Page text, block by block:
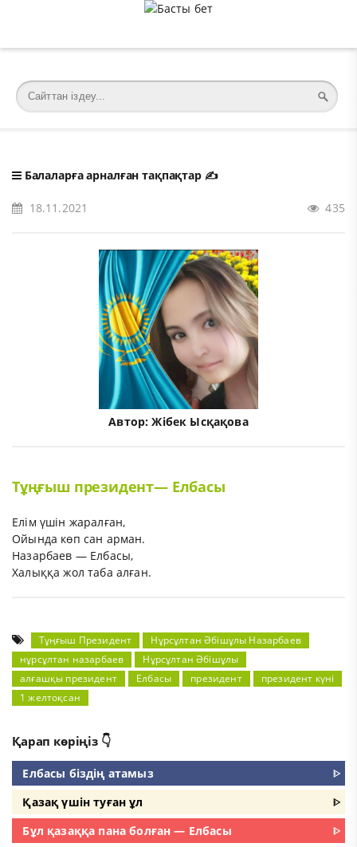
Балаларға арналған тақпақтар✍️
18.11.2021 435
Автор:Жібек Ысқақова
Тұңғыш президент— Елбасы
Елім үшін жаралған,
Ойында көп сан арман.
Назарбаев — Елбасы,
Халыққа жол таба алған.
Тұңғыш Президент
Нұрсұлтан Әбішұлы Назарбаев
нұрсұлтан назарбаев
Нұрсұлтан Әбішұлы
алғашқы президент
Елбасы президент
президент күні
1 желтоқсан
Қарап көріңіз 👇
Елбасы біздің атамыз
ᐈ
Қазақ үшін туған ұл
ᐈ
Бұл қазаққа пана болған — Елбасы
ᐈ